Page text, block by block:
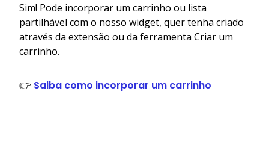
Sim! Pode incorporar um carrinho ou lista
partilhável com o nosso widget, quer tenha criado
através da extensão ou da ferramenta Criar um
carrinho.
👉 Saiba como incorporar um carrinho